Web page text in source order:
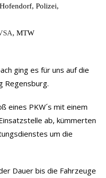
Polizei,
, MTW
ging es für uns auf die
Regensburg.
eines PKW´s mit einem
ab, kümmerten
um die
Dauer bis die Fahrzeuge